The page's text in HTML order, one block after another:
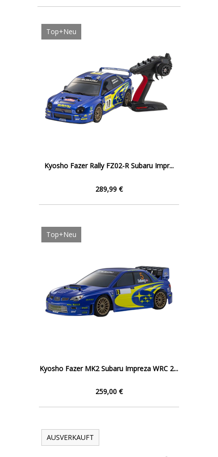
Top+Neu
Kyosho Fazer Rally FZ02-R Subaru Impr...
289,99 €
Top+Neu
Kyosho Fazer MK2 Subaru Impreza WRC 2...
259,00 €
AUSVERKAUFT